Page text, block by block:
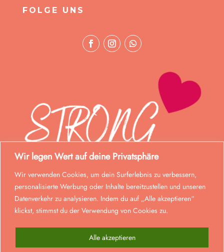
Wir legen Wert auf deine Privatsphäre
Wir verwenden Cookies, um dein Surferlebnis zu verbessern,
personalisierte Werbung oder Inhalte bereitzustellen und unseren
Datenverkehr zu analysieren. Indem du auf „Alle akzeptieren“
klickst, stimmst du der Verwendung von Cookies zu.
Alle akzeptieren
FOLGE UNS